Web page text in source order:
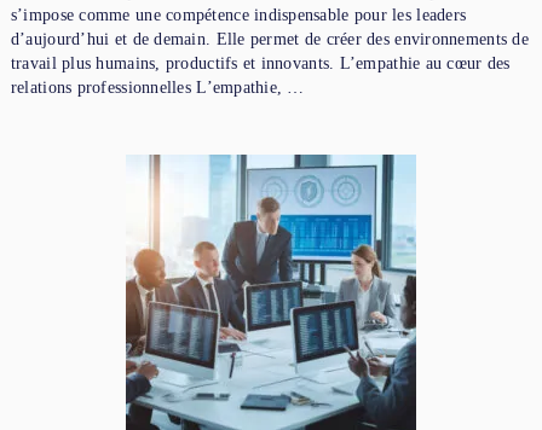
s’impose comme une compétence indispensable pour les leaders
d’aujourd’hui et de demain. Elle permet de créer des environnements de
travail plus humains, productifs et innovants. L’empathie au cœur des
relations professionnelles L’empathie, …